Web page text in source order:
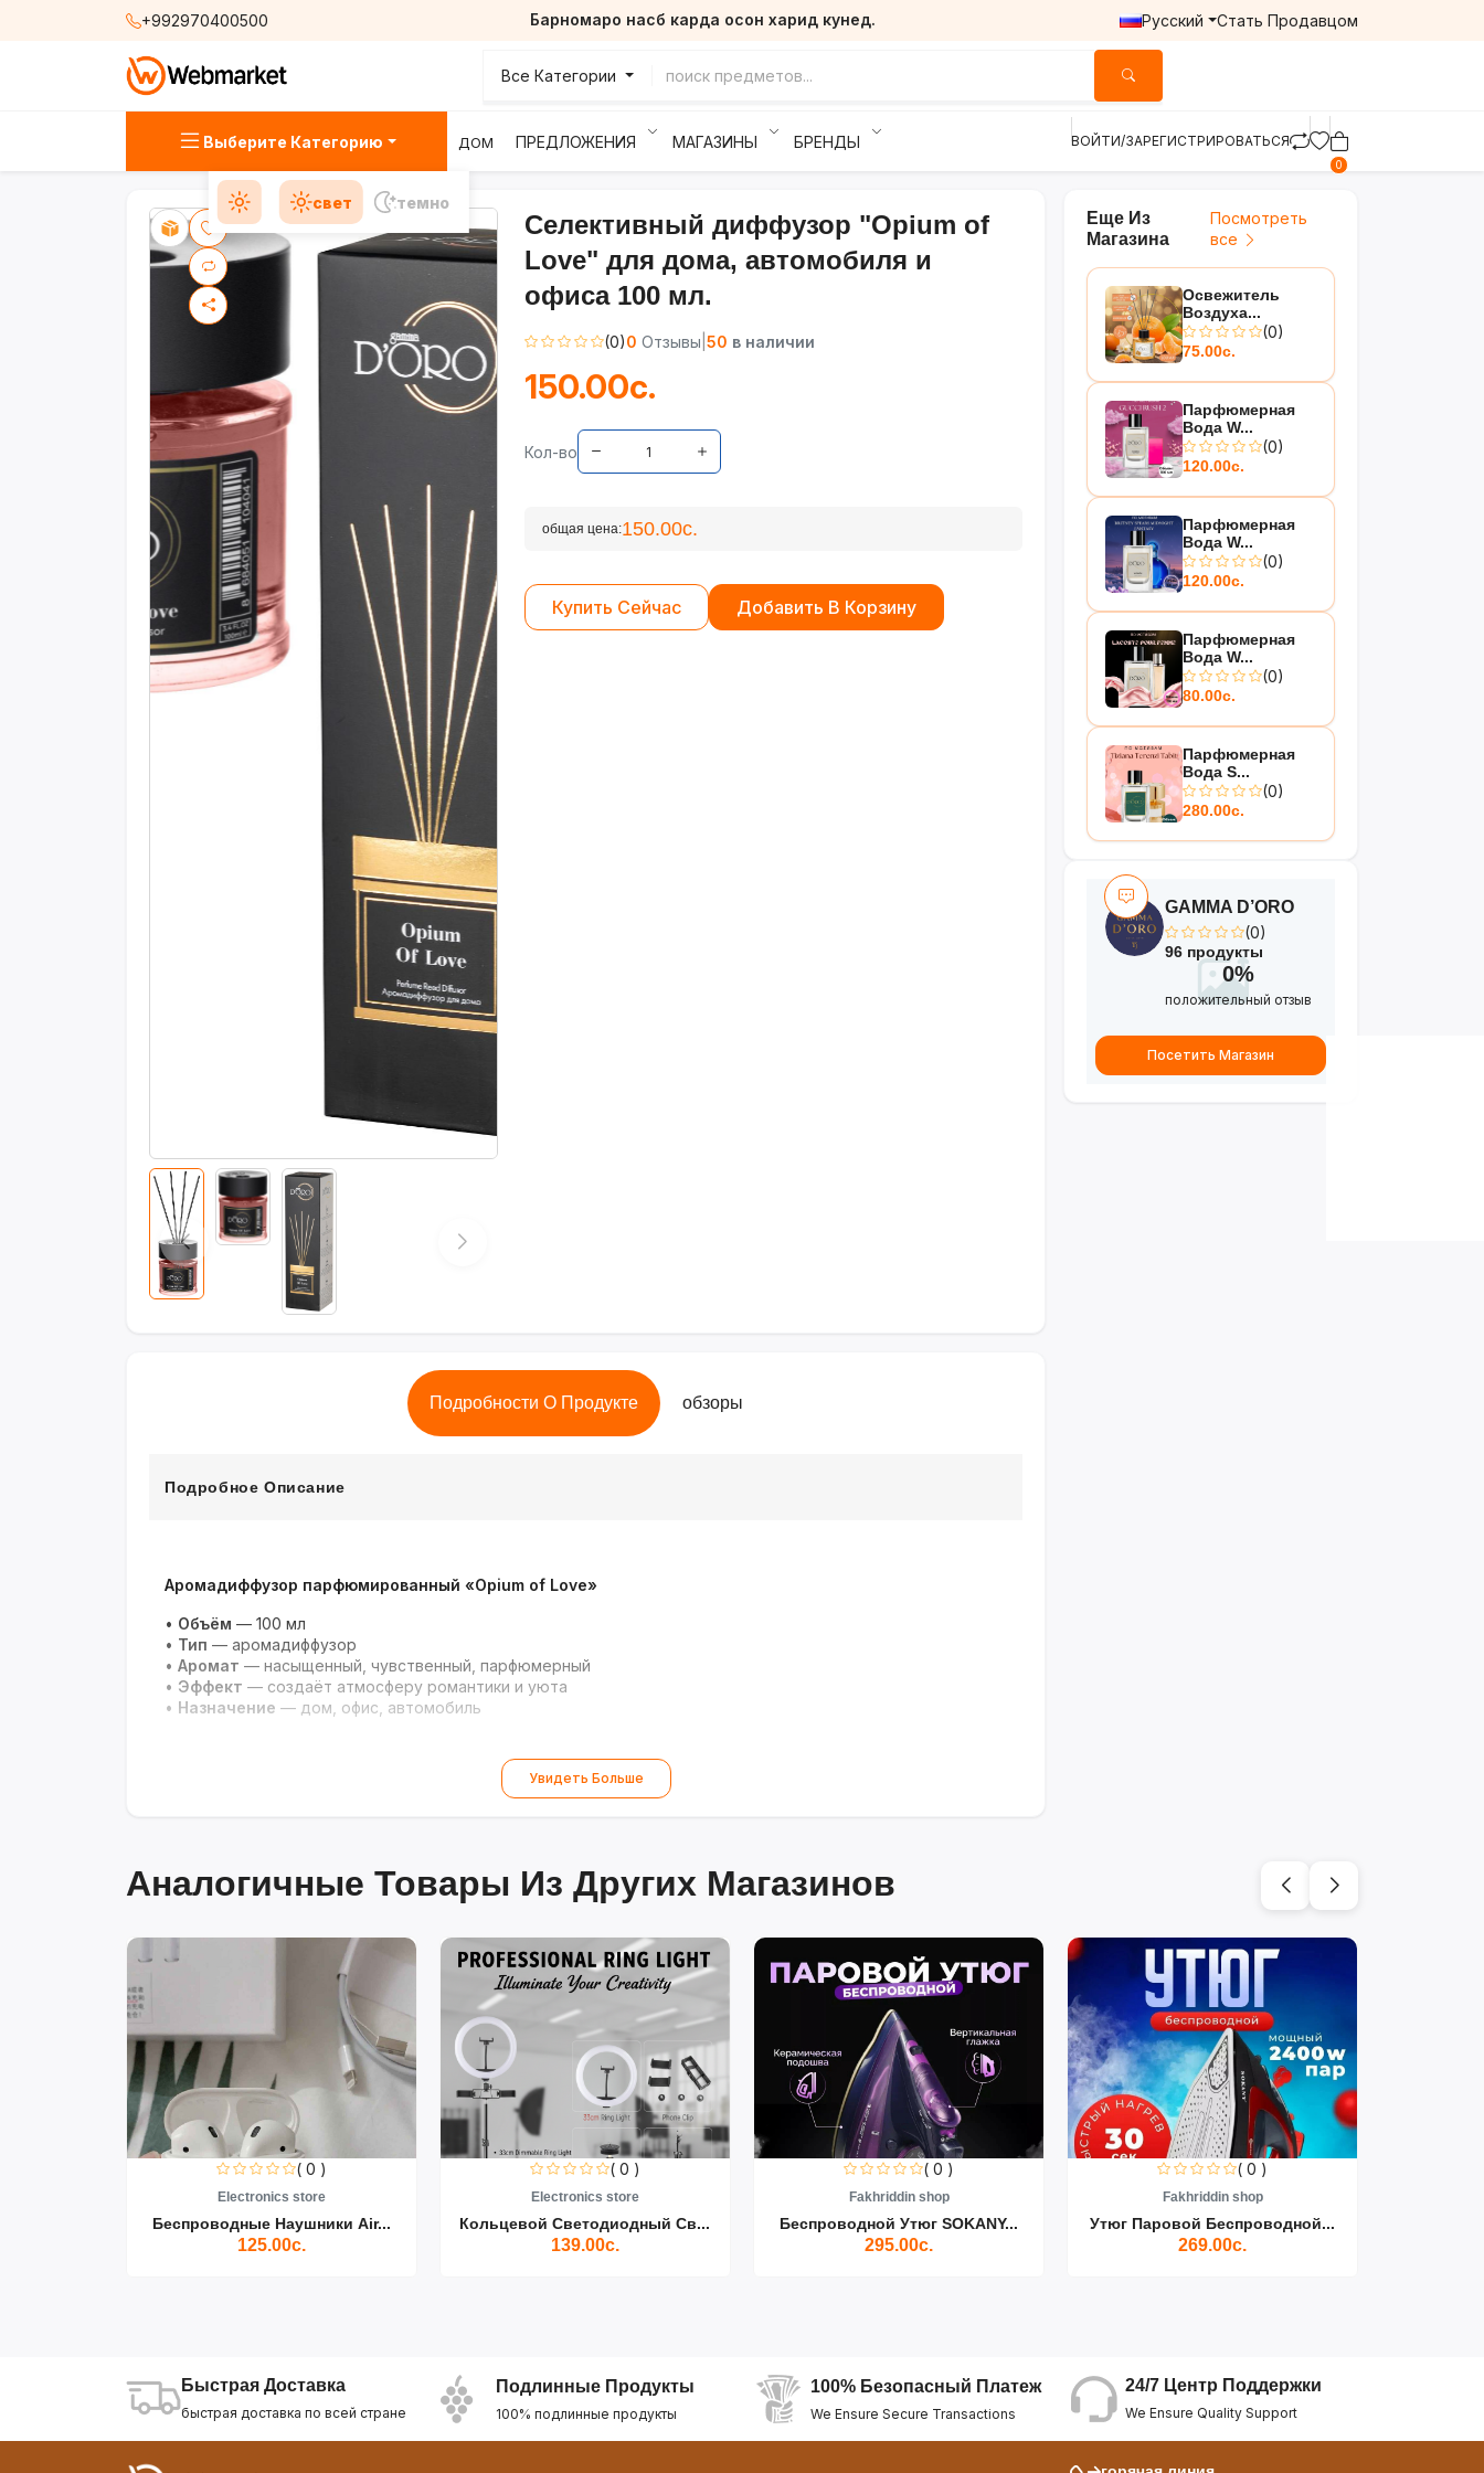
+992970400500 Барномаро насб карда осон харид кунед. Русский Стать Продавцом
Все Категории
Выберите Категорию ДОМ ПРЕДЛОЖЕНИЯ МАГАЗИНЫ БРЕНДЫ ВОЙТИ/ЗАРЕГИСТРИРОВАТЬСЯ
0
свет темно
Селективный диффузор "Opium of
Love" для дома, автомобиля и
офиса 100 мл.
(0)0 Отзывы 50 в наличии
150.00с.
Кол-во
общая цена:150.00с.
Купить Сейчас Добавить В Корзину
Подробности О Продукте обзоры
Подробное Описание
Аромадиффузор парфюмированный «Opium of Love»
• Объём — 100 мл
• Тип — аромадиффузор
• Аромат — насыщенный, чувственный, парфюмерный
• Эффект — создаёт атмосферу романтики и уюта
• Назначение — дом, офис, автомобиль
Увидеть Больше
Еще Из
Магазина
Посмотреть
все
Освежитель
Воздуха...
(0)
75.00с.
Парфюмерная
Вода W...
(0)
120.00с.
Парфюмерная
Вода W...
(0)
120.00с.
Парфюмерная
Вода W...
(0)
80.00с.
Парфюмерная
Вода S...
(0)
280.00с.
GAMMA D’ORO
(0)
96 продукты
0%
положительный отзыв
Посетить Магазин
Аналогичные Товары Из Других Магазинов
( 0 )
Electronics store
Беспроводные Наушники Air...
125.00с.
( 0 )
Electronics store
Кольцевой Светодиодный Св...
139.00с.
( 0 )
Fakhriddin shop
Беспроводной Утюг SOKANY...
295.00с.
( 0 )
Fakhriddin shop
Утюг Паровой Беспроводной...
269.00с.
Быстрая Доставка
быстрая доставка по всей стране
Подлинные Продукты
100% подлинные продукты
100% Безопасный Платеж
We Ensure Secure Transactions
24/7 Центр Поддержки
We Ensure Quality Support